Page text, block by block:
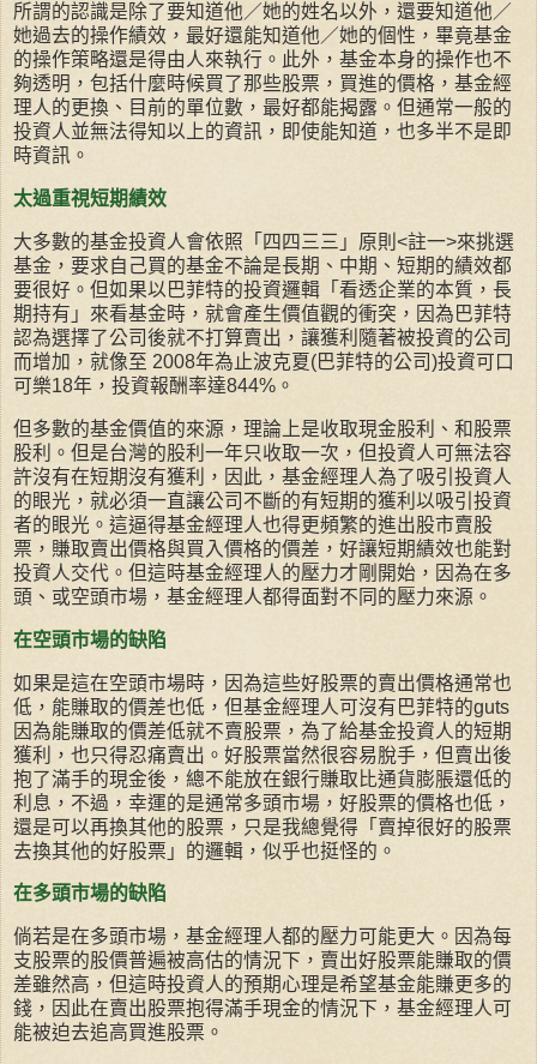
所謂的認識是除了要知道他／她的姓名以外，還要知道他／
她過去的操作績效，最好還能知道他／她的個性，畢竟基金
的操作策略還是得由人來執行。此外，基金本身的操作也不
夠透明，包括什麼時候買了那些股票，買進的價格，基金經
理人的更換、目前的單位數，最好都能揭露。但通常一般的
投資人並無法得知以上的資訊，即使能知道，也多半不是即
時資訊。
太過重視短期績效
大多數的基金投資人會依照「四四三三」原則<註一>來挑選
基金，要求自己買的基金不論是長期、中期、短期的績效都
要很好。但如果以巴菲特的投資邏輯「看透企業的本質，長
期持有」來看基金時，就會產生價值觀的衝突，因為巴菲特
認為選擇了公司後就不打算賣出，讓獲利隨著被投資的公司
而增加，就像至 2008年為止波克夏(巴菲特的公司)投資可口
可樂18年，投資報酬率達844%。
但多數的基金價值的來源，理論上是收取現金股利、和股票
股利。但是台灣的股利一年只收取一次，但投資人可無法容
許沒有在短期沒有獲利，因此，基金經理人為了吸引投資人
的眼光，就必須一直讓公司不斷的有短期的獲利以吸引投資
者的眼光。這逼得基金經理人也得更頻繁的進出股市賣股
票，賺取賣出價格與買入價格的價差，好讓短期績效也能對
投資人交代。但這時基金經理人的壓力才剛開始，因為在多
頭、或空頭市場，基金經理人都得面對不同的壓力來源。
在空頭市場的缺陷
如果是這在空頭市場時，因為這些好股票的賣出價格通常也
低，能賺取的價差也低，但基金經理人可沒有巴菲特的guts
因為能賺取的價差低就不賣股票，為了給基金投資人的短期
獲利，也只得忍痛賣出。好股票當然很容易脫手，但賣出後
抱了滿手的現金後，總不能放在銀行賺取比通貨膨脹還低的
利息，不過，幸運的是通常多頭市場，好股票的價格也低，
還是可以再換其他的股票，只是我總覺得「賣掉很好的股票
去換其他的好股票」的邏輯，似乎也挺怪的。
在多頭市場的缺陷
倘若是在多頭市場，基金經理人都的壓力可能更大。因為每
支股票的股價普遍被高估的情況下，賣出好股票能賺取的價
差雖然高，但這時投資人的預期心理是希望基金能賺更多的
錢，因此在賣出股票抱得滿手現金的情況下，基金經理人可
能被迫去追高買進股票。